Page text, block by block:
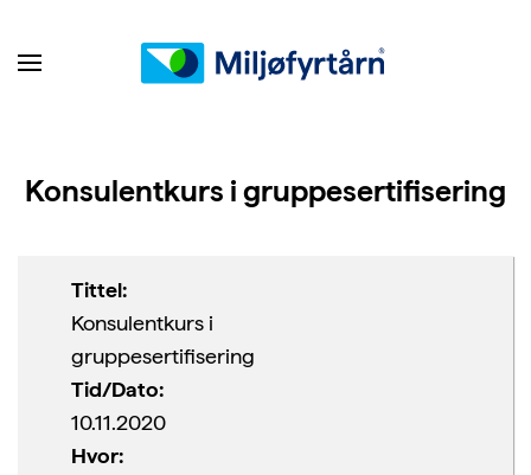
Konsulentkurs i gruppesertifisering
Tittel:
Konsulentkurs i
gruppesertifisering
Tid/Dato:
10.11.2020
Hvor: